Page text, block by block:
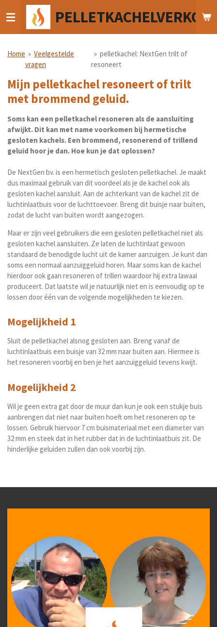
direct
hoofdinhoud
Home » Veelgestelde
vragen
» pelletkachel: NextGen trilt of
resoneert
Mijn pelletkachel resoneert of trilt
met brommend geluid.
Soms kan een pelletkachel resoneren als de aansluiting
afwijkt. Dit kan met name voorkomen bij hermetische
gesloten kachels. Een brommend, resonerend of trillend
geluid hoor je dan. Hoe kun je dat oplossen?
De NextGen bv. is een hermetisch gesloten pelletkachel. Je maakt
dus maximaal gebruik van dit voordeel als je de kachel ook als
gesloten kachel aansluit. Aan de achterkant van de kachel zit de
luchtinlaatbuis voor de luchttoevoer. Breng dit buisje naar buiten,
zodat de lucht van buiten wordt aangezogen.
Maar er zijn veel gebruikers die een gesloten pelletkachel niet als
gesloten kachel aansluiten. Ze laten de luchtinlaat gewoon
standaard de benodigde lucht uit de kamer aanzuigen. Je kunt dan
soms een normaal aanzuiggeluid horen. Maar soms kan de kachel
hierdoor ook gaan resoneren of trillen waardoor hij extra lawaai
produceert. Dat laatste wil je natuurlijk niet en is eenvoudig op te
lossen door één van de volgende mogelijkheden te kiezen.
Mogelijkheid 1
Sluit de pelletkachel alsnog gesloten aan. Breng vanaf de
luchtinlaatbuis een buisje van 32 mm naar buiten aan. Hiermee is
het resoneren voorbij en ben je het aanzuiggeluid tevens kwijt.
Mogelijkheid 2
Wil je geen extra gat door de muur dan kun je ook een stukje buis
aanbrengen dat niet naar buiten hoeft om het resoneren op te
lossen. Gebruik hiervoor 7 cm buismateriaal met een diameter van
32 mm en steek dat in het rubber dat in de luchtinlaatbuis zit. De
hinderlijke geluiden zullen dan ook voorbij zijn.